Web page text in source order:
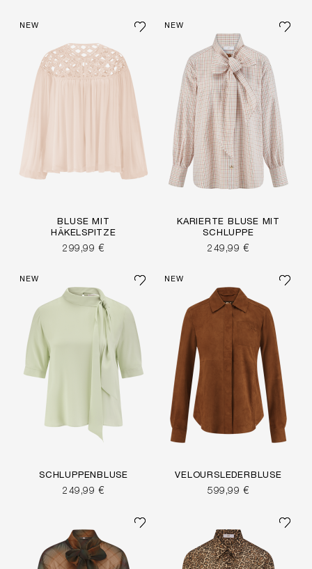
NEW
BLUSE MIT
HÄKELSPITZE
299,99 €
NEW
KARIERTE BLUSE MIT
SCHLUPPE
249,99 €
NEW
SCHLUPPENBLUSE
249,99 €
NEW
VELOURSLEDERBLUSE
599,99 €